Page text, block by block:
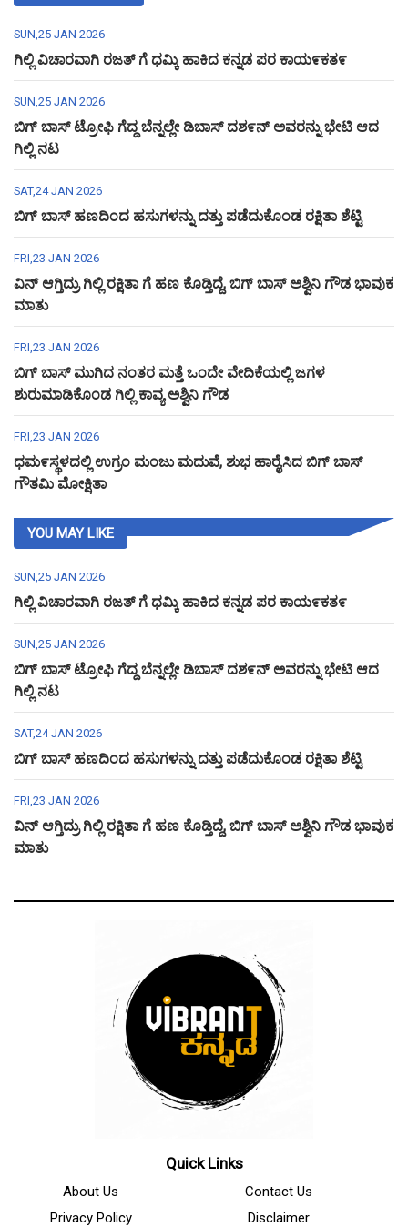
SUN,25 JAN 2026
ಗಿಲ್ಲಿ ವಿಚಾರವಾಗಿ ರಜತ್ ಗೆ ಧಮ್ಕಿ ಹಾಕಿದ ಕನ್ನಡ ಪರ ಕಾಯ೯ಕತ೯
SUN,25 JAN 2026
ಬಿಗ್ ಬಾಸ್ ಟ್ರೋಫಿ ಗೆದ್ದ ಬೆನ್ನಲ್ಲೇ ಡಿಬಾಸ್ ದಶ೯ನ್ ಅವರನ್ನು ಭೇಟಿ ಆದ
ಗಿಲ್ಲಿ ನಟ
SAT,24 JAN 2026
ಬಿಗ್ ಬಾಸ್ ಹಣದಿಂದ ಹಸುಗಳನ್ನು ದತ್ತು ಪಡೆದುಕೊಂಡ ರಕ್ಷಿತಾ ಶೆಟ್ಟಿ
FRI,23 JAN 2026
ವಿನ್ ಆಗ್ತಿದ್ರು ಗಿಲ್ಲಿ ರಕ್ಷಿತಾ ಗೆ ಹಣ ಕೊಡ್ತಿದ್ದೆ, ಬಿಗ್ ಬಾಸ್ ಅಶ್ವಿನಿ ಗೌಡ ಭಾವುಕ
ಮಾತು
FRI,23 JAN 2026
ಬಿಗ್ ಬಾಸ್ ಮುಗಿದ ನಂತರ ಮತ್ತೆ ಒಂದೇ ವೇದಿಕೆಯಲ್ಲಿ ಜಗಳ
ಶುರುಮಾಡಿಕೊಂಡ ಗಿಲ್ಲಿ ಕಾವ್ಯ ಅಶ್ವಿನಿ ಗೌಡ
FRI,23 JAN 2026
ಧಮ೯ಸ್ಥಳದಲ್ಲಿ ಉಗ್ರಂ ಮಂಜು ಮದುವೆ, ಶುಭ ಹಾರೈಸಿದ ಬಿಗ್ ಬಾಸ್
ಗೌತಮಿ ಮೋಕ್ಷಿತಾ
YOU MAY LIKE
SUN,25 JAN 2026
ಗಿಲ್ಲಿ ವಿಚಾರವಾಗಿ ರಜತ್ ಗೆ ಧಮ್ಕಿ ಹಾಕಿದ ಕನ್ನಡ ಪರ ಕಾಯ೯ಕತ೯
SUN,25 JAN 2026
ಬಿಗ್ ಬಾಸ್ ಟ್ರೋಫಿ ಗೆದ್ದ ಬೆನ್ನಲ್ಲೇ ಡಿಬಾಸ್ ದಶ೯ನ್ ಅವರನ್ನು ಭೇಟಿ ಆದ
ಗಿಲ್ಲಿ ನಟ
SAT,24 JAN 2026
ಬಿಗ್ ಬಾಸ್ ಹಣದಿಂದ ಹಸುಗಳನ್ನು ದತ್ತು ಪಡೆದುಕೊಂಡ ರಕ್ಷಿತಾ ಶೆಟ್ಟಿ
FRI,23 JAN 2026
ವಿನ್ ಆಗ್ತಿದ್ರು ಗಿಲ್ಲಿ ರಕ್ಷಿತಾ ಗೆ ಹಣ ಕೊಡ್ತಿದ್ದೆ, ಬಿಗ್ ಬಾಸ್ ಅಶ್ವಿನಿ ಗೌಡ ಭಾವುಕ
ಮಾತು
Quick Links
About Us
Contact Us
Privacy Policy
Disclaimer